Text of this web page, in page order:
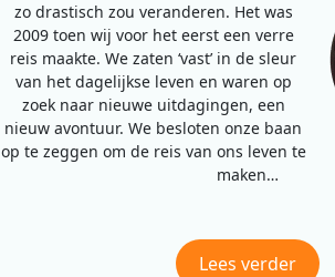
zo drastisch zou veranderen. Het was
2009 toen wij voor het eerst een verre
reis maakte. We zaten ‘vast’ in de sleur
van het dagelijkse leven en waren op
zoek naar nieuwe uitdagingen, een
nieuw avontuur. We besloten onze baan
op te zeggen om de reis van ons leven te
maken…
Lees verder